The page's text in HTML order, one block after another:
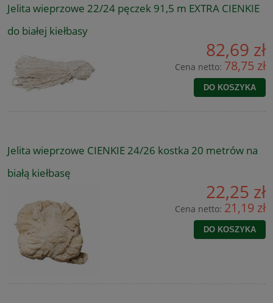
Jelita wieprzowe 22/24 pęczek 91,5 m EXTRA CIENKIE
do białej kiełbasy
82,69 zł
Cena netto: 78,75 zł
DO KOSZYKA
Jelita wieprzowe CIENKIE 24/26 kostka 20 metrów na
białą kiełbasę
22,25 zł
Cena netto: 21,19 zł
DO KOSZYKA